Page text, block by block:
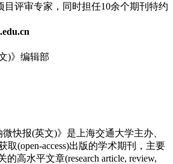
目评审专家，同时担任10余个期刊特约
)》编辑部
微快报(英文)》是上海交通大学主办、
取(open-access)出版的学术期刊，主要
高水平文章(research article, review,